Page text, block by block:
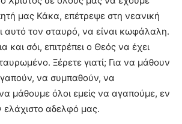
μας Κάκα, επέτρεψε στη νεανική
αυτό τον σταυρό, να είναι κωφάλαλη.
και σόι, επιτρέπει ο Θεός να έχει
Ξέρετε γιατί; Για να μάθουν
να συμπαθούν, να
μάθουμε όλοι εμείς να αγαπούμε, εν
ελάχιστο αδελφό μας.